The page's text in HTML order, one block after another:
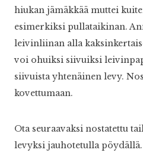
hiukan jämäkkää muttei
esimerkiksi pullataikinan.
leivinliinan alla
voi ohuiksi siivuiksi
siivuista yhtenäinen levy.
kovettumaan.
Ota seuraavaksi nostatettu
levyksi jauhotetulla